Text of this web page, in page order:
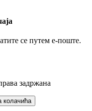
се путем е-поште.
задржана